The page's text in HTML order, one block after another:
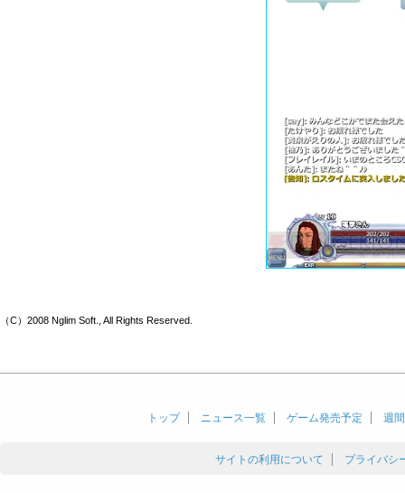
（C）2008 Nglim Soft., All Rights Reserved.
トップ ニュース一覧 ゲーム発売予定 週
サイトの利用について プライバシ